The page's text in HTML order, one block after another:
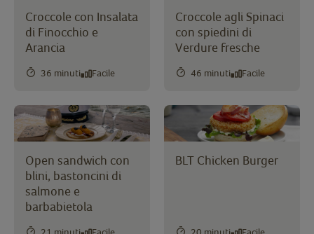
Croccole con Insalata
di Finocchio e
Arancia
36 minuti Facile
Croccole agli Spinaci
con spiedini di
Verdure fresche
46 minuti Facile
Open sandwich con
blini, bastoncini di
salmone e
barbabietola
BLT Chicken Burger